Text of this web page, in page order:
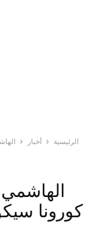
الرئيسية أخبار
الهاشمي
كورونا